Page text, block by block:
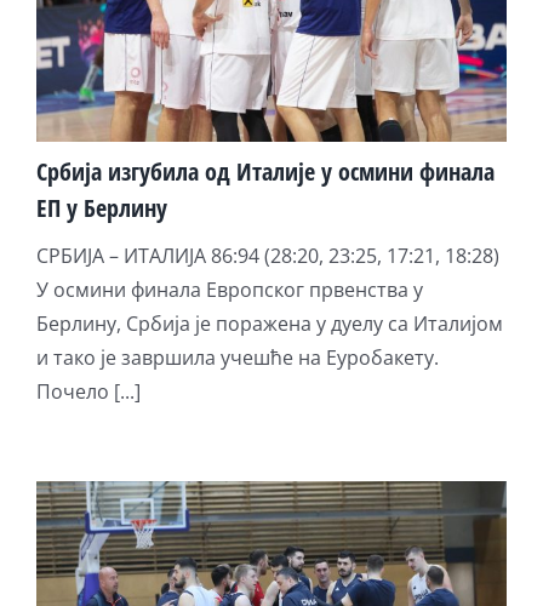
Србија изгубила од Италије у осмини финала
ЕП у Берлину
СРБИЈА – ИТАЛИЈА 86:94 (28:20, 23:25, 17:21, 18:28)
У осмини финала Европског првенства у
Берлину, Србија је поражена у дуелу са Италијом
и тако је завршила учешће на Еуробакету.
Почело [...]